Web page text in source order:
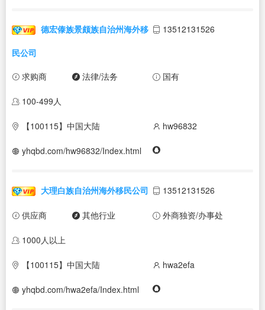
德宏傣族景颇族自治州海外移
民公司
13512131526
求购商 法律/法务 国有
100-499人
【100115】中国大陆 hw96832
yhqbd.com/hw96832/Index.html
大理白族自治州海外移民公司 13512131526
供应商 其他行业 外商独资/办事处
1000人以上
【100115】中国大陆 hwa2efa
yhqbd.com/hwa2efa/Index.html